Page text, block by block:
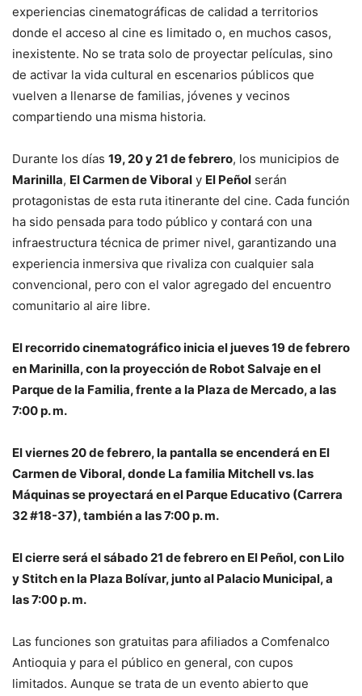
experiencias cinematográficas de calidad a territorios
donde el acceso al cine es limitado o, en muchos casos,
inexistente. No se trata solo de proyectar películas, sino
de activar la vida cultural en escenarios públicos que
vuelven a llenarse de familias, jóvenes y vecinos
compartiendo una misma historia.
Durante los días 19, 20 y 21 de febrero, los municipios de
Marinilla, El Carmen de Viboral y El Peñol serán
protagonistas de esta ruta itinerante del cine. Cada función
ha sido pensada para todo público y contará con una
infraestructura técnica de primer nivel, garantizando una
experiencia inmersiva que rivaliza con cualquier sala
convencional, pero con el valor agregado del encuentro
comunitario al aire libre.
El recorrido cinematográfico inicia el jueves 19 de febrero
en Marinilla, con la proyección de Robot Salvaje en el
Parque de la Familia, frente a la Plaza de Mercado, a las
7:00 p. m.
El viernes 20 de febrero, la pantalla se encenderá en El
Carmen de Viboral, donde La familia Mitchell vs. las
Máquinas se proyectará en el Parque Educativo (Carrera
32 #18-37), también a las 7:00 p. m.
El cierre será el sábado 21 de febrero en El Peñol, con Lilo
y Stitch en la Plaza Bolívar, junto al Palacio Municipal, a
las 7:00 p. m.
Las funciones son gratuitas para afiliados a Comfenalco
Antioquia y para el público en general, con cupos
limitados. Aunque se trata de un evento abierto que